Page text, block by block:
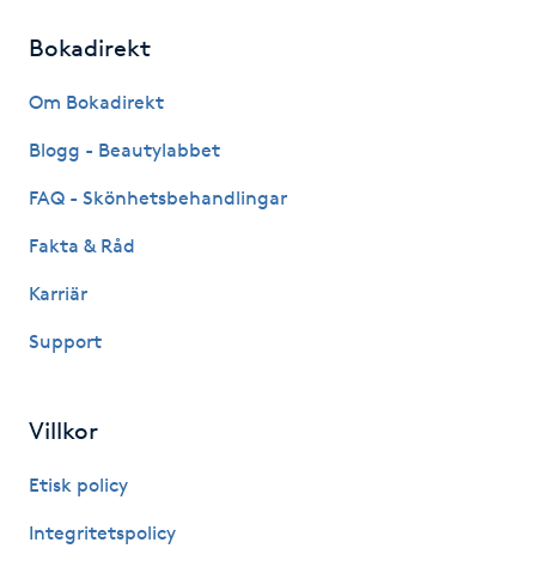
Fransk manikyr
Frekvensterapi
Färgning
Bokadirekt
Om Bokadirekt
Blogg - Beautylabbet
FAQ - Skönhetsbehandlingar
Fakta & Råd
Karriär
Support
Villkor
Etisk policy
Integritetspolicy